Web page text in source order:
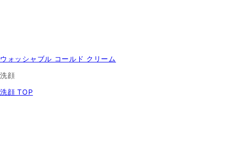
ウォッシャブル コールド クリーム
洗顔
洗顔 TOP